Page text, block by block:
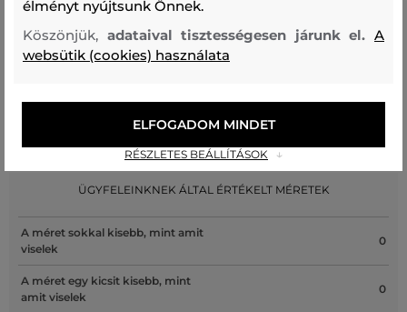
26, 27, 28, 29 +2 további XS, S, M, L
Recenziók
ÜGYFELEINKNEK ÁLTAL ÉRTÉKELT MÉRETEK
A méret sokkal kisebb, mint amit
viselek
0
A méret egy kicsit kisebb, mint
amit viselek
0
élményt nyújtsunk Önnek.
Köszönjük, adataival tisztességesen járunk el.A
websütik (cookies) használata
RÉSZLETES BEÁLLÍTÁSOK
ELFOGADOM MINDET